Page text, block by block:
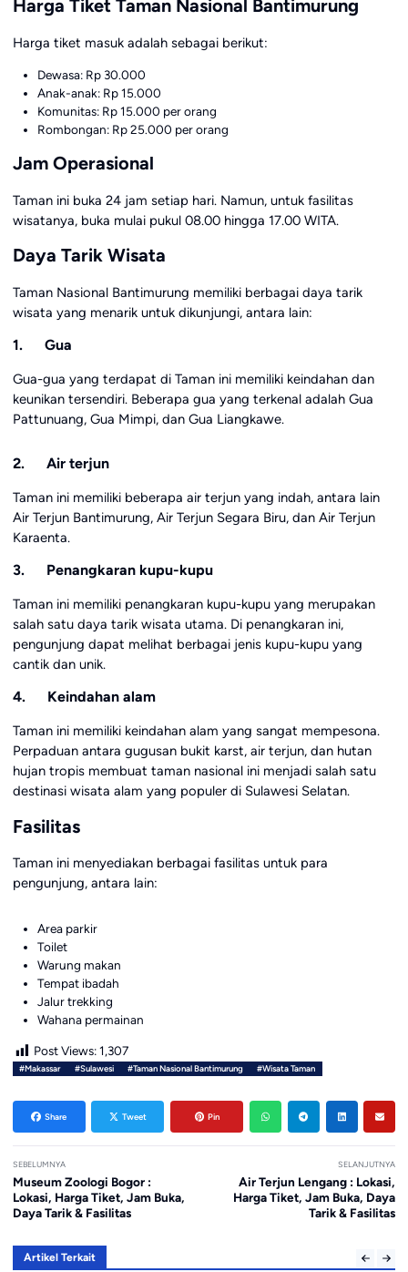
Harga Tiket Taman Nasional Bantimurung
Harga tiket masuk adalah sebagai berikut:
Dewasa: Rp 30.000
Anak-anak: Rp 15.000
Komunitas: Rp 15.000 per orang
Rombongan: Rp 25.000 per orang
Jam Operasional
Taman ini buka 24 jam setiap hari. Namun, untuk fasilitas
wisatanya, buka mulai pukul 08.00 hingga 17.00 WITA.
Daya Tarik Wisata
Taman Nasional Bantimurung memiliki berbagai daya tarik
wisata yang menarik untuk dikunjungi, antara lain:
1. Gua
Gua-gua yang terdapat di Taman ini memiliki keindahan dan
keunikan tersendiri. Beberapa gua yang terkenal adalah Gua
Pattunuang, Gua Mimpi, dan Gua Liangkawe.
2. Air terjun
Taman ini memiliki beberapa air terjun yang indah, antara lain
Air Terjun Bantimurung, Air Terjun Segara Biru, dan Air Terjun
Karaenta.
3. Penangkaran kupu-kupu
Taman ini memiliki penangkaran kupu-kupu yang merupakan
salah satu daya tarik wisata utama. Di penangkaran ini,
pengunjung dapat melihat berbagai jenis kupu-kupu yang
cantik dan unik.
4. Keindahan alam
Taman ini memiliki keindahan alam yang sangat mempesona.
Perpaduan antara gugusan bukit karst, air terjun, dan hutan
hujan tropis membuat taman nasional ini menjadi salah satu
destinasi wisata alam yang populer di Sulawesi Selatan.
Fasilitas
Taman ini menyediakan berbagai fasilitas untuk para
pengunjung, antara lain:
Area parkir
Toilet
Warung makan
Tempat ibadah
Jalur trekking
Wahana permainan
Post Views: 1,307
#Makassar #Sulawesi #Taman Nasional Bantimurung #Wisata Taman
Share Tweet Pin
SEBELUMNYA
Museum Zoologi Bogor :
Lokasi, Harga Tiket, Jam Buka,
Daya Tarik & Fasilitas
SELANJUTNYA
Air Terjun Lengang : Lokasi,
Harga Tiket, Jam Buka, Daya
Tarik & Fasilitas
Artikel Terkait